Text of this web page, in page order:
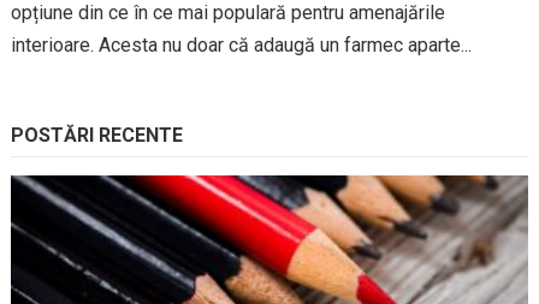
opțiune din ce în ce mai populară pentru amenajările
interioare. Acesta nu doar că adaugă un farmec aparte...
POSTĂRI RECENTE